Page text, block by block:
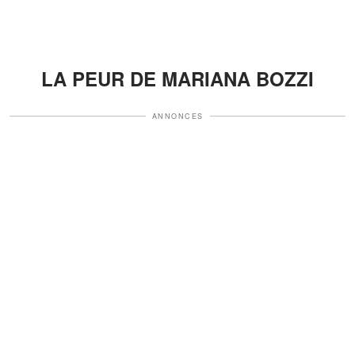
LA PEUR DE MARIANA BOZZI
ANNONCES